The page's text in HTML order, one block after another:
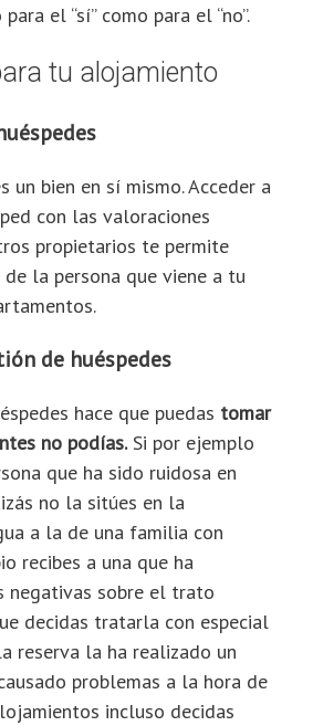
el “sí” como para el “no”.
tu alojamiento
un bien en sí mismo. Acceder a
con las valoraciones
propietarios te permite
la persona que viene a tu
de huéspedes
hace que puedas tomar
no podías.Si por ejemplo
que ha sido ruidosa en
no la sitúes en la
a la de una familia con
recibes a una que ha
negativas sobre el trato
decidas tratarla con especial
reserva la ha realizado un
problemas a la hora de
incluso decidas